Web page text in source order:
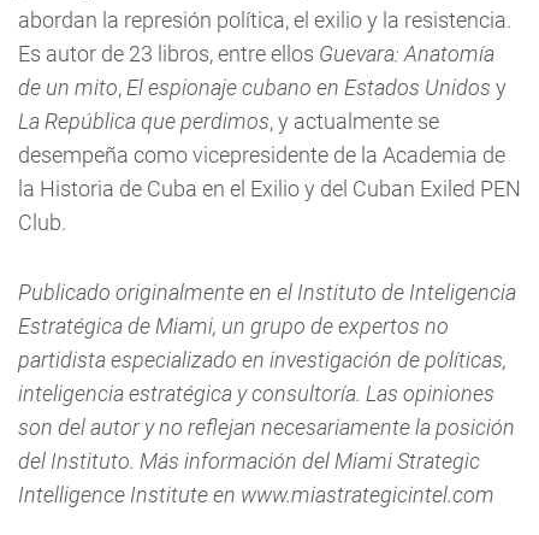
abordan la represión política, el exilio y la resistencia.
Es autor de 23 libros, entre ellos Guevara: Anatomía
de un mito, El espionaje cubano en Estados Unidos y
La República que perdimos, y actualmente se
desempeña como vicepresidente de la Academia de
la Historia de Cuba en el Exilio y del Cuban Exiled PEN
Club.
Publicado originalmente en el Instituto de Inteligencia
Estratégica de Miami, un grupo de expertos no
partidista especializado en investigación de políticas,
inteligencia estratégica y consultoría. Las opiniones
son del autor y no reflejan necesariamente la posición
del Instituto. Más información del Miami Strategic
Intelligence Institute en www.miastrategicintel.com